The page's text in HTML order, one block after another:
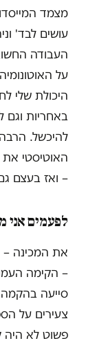
מצמד
עושים לבד'
העבודה
על
היכולת שלי
באחריות
להיכשל.
האוטיסטי את
– ואז בעצם
לפעמים אני
את המכינה –
– הקימה
סייעה בהקמה
צעירים על
פשוט לא היה